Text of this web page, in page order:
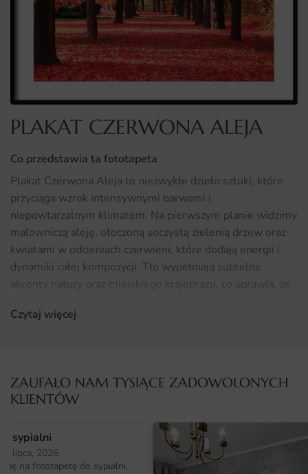
PLAKAT CZERWONA ALEJA
Co przedstawia ta fototapeta
Plakat Czerwona Aleja to niezwykłe dzieło sztuki, które
przyciąga wzrok intensywnymi barwami i
niepowtarzalnym klimatem. Na pierwszym planie widzimy
malowniczą aleję, otoczoną soczystą zielenią drzew oraz
kwiatami w odcieniach czerwieni, które dodają energii i
dynamiki całej kompozycji. Tło wypełniają subtelne
akcenty natury oraz miejskiego krajobrazu, co sprawia, że
Jego ciepłe barwy wprowadzają do wnętrza harmonijną
Fototapeta Plakat Czerwona Aleja doskonale odnajdzie
się w różnych przestrzeniach. Można ją umieścić w
salonie, gdzie stanie się centralnym punktem aranżacji,
nadając wnętrzu wyjątkowego charakteru. Idealnie
sprawdzi się również w sypialni, gdzie wprowadzi
Czytaj więcej
ZAUFAŁO NAM TYSIĄCE ZADOWOLONYCH
KLIENTÓW
sypialni
lipca, 2026
się na fototapetę do sypialni.